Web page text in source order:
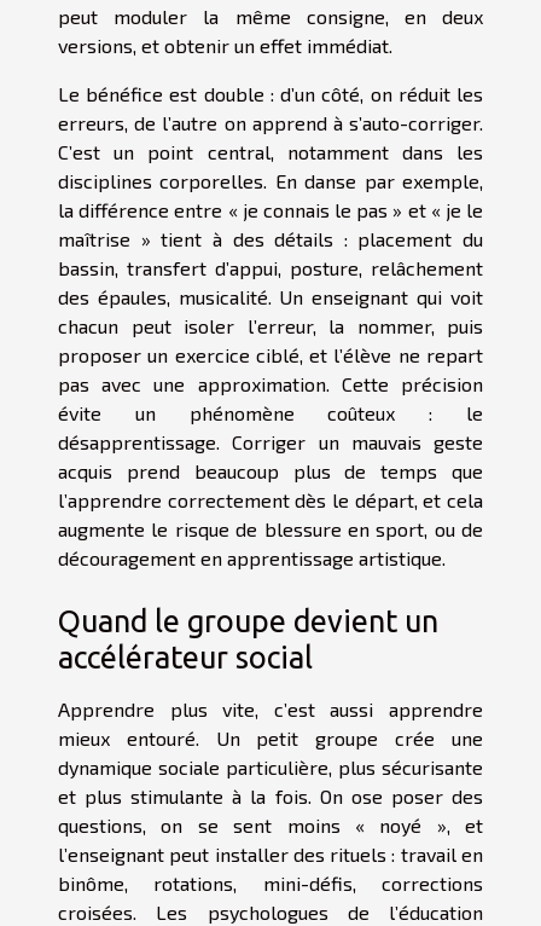
peut moduler la même consigne, en deux
versions, et obtenir un effet immédiat.
Le bénéfice est double : d’un côté, on réduit les
erreurs, de l’autre on apprend à s’auto-corriger.
C’est un point central, notamment dans les
disciplines corporelles. En danse par exemple,
la différence entre « je connais le pas » et « je le
maîtrise » tient à des détails : placement du
bassin, transfert d’appui, posture, relâchement
des épaules, musicalité. Un enseignant qui voit
chacun peut isoler l’erreur, la nommer, puis
proposer un exercice ciblé, et l’élève ne repart
pas avec une approximation. Cette précision
évite un phénomène coûteux : le
désapprentissage. Corriger un mauvais geste
acquis prend beaucoup plus de temps que
l’apprendre correctement dès le départ, et cela
augmente le risque de blessure en sport, ou de
découragement en apprentissage artistique.
Quand le groupe devient un
accélérateur social
Apprendre plus vite, c’est aussi apprendre
mieux entouré. Un petit groupe crée une
dynamique sociale particulière, plus sécurisante
et plus stimulante à la fois. On ose poser des
questions, on se sent moins « noyé », et
l’enseignant peut installer des rituels : travail en
binôme, rotations, mini-défis, corrections
croisées. Les psychologues de l’éducation